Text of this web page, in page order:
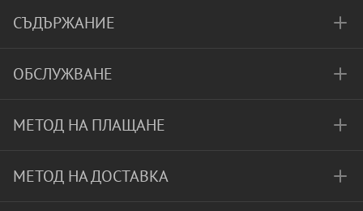
СЪДЪРЖАНИЕ
ОБСЛУЖВАНЕ
МЕТОД НА ПЛАЩАНЕ
МЕТОД НА ДОСТАВКА